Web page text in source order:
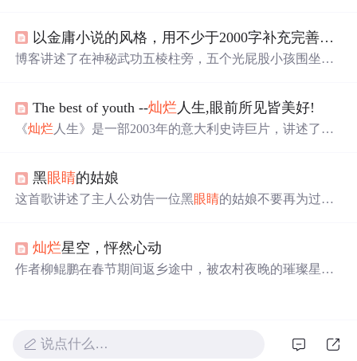
者疑惑于自己是否还爱着对方，爱为何在那个灿烂的七月
戛然而止，而那份情感为何至今仍难以释怀。
以金庸小说的风格，用不少于2000字补充完善描原文中述下面的情节，补充描写每个小孩的各自不同的特点、不同的形态、不同的名子一个似有金光，一个铁般亮青光，一个玉般水样品莹，一个瓷般洁白无瑕，一个毛桃般毛...
博客讲述了在神秘武功五棱柱旁，五个光屁股小孩围坐的
，“铁锤”有坚硬鼻子等，还提及各自体形观感触感特点。
The best of youth --灿烂 人生,眼前所见皆美好!
《灿烂 人生》是一部2003年的意大利史诗巨片，讲述了两
黑眼睛的姑娘
这首歌讲述了主人公劝告一位黑眼睛的姑娘不要再为过去
灿烂星空，怦然心动
作者柳鲲鹏在春节期间返乡途中，被农村夜晚的璀璨星空
说点什么…